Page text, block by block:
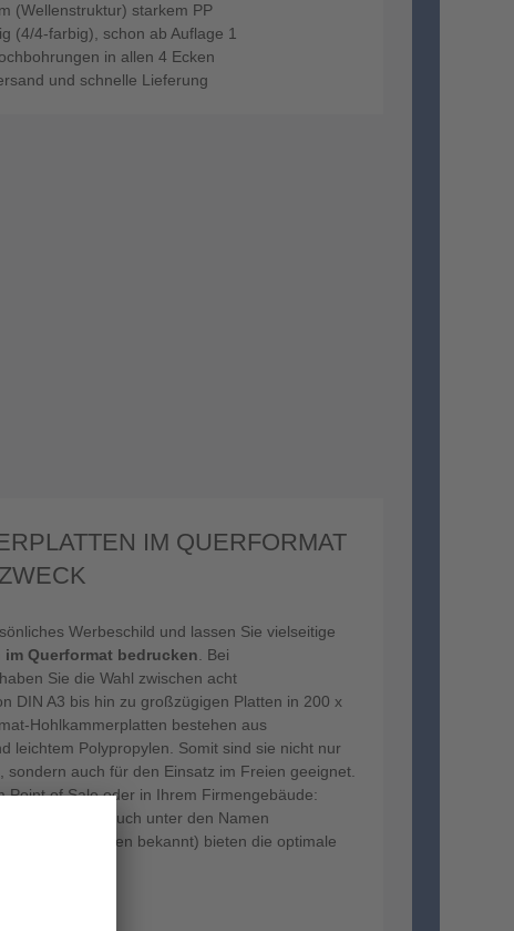
(Wellenstruktur) starkem PP
(4/4-farbig), schon ab Auflage 1
in allen 4 Ecken
und schnelle Lieferung
IM QUERFORMAT
Werbeschild und lassen Sie vielseitige
Querformat bedrucken . Bei
Sie die Wahl zwischen acht
DIN A3 bis hin zu großzügigen Platten in 200 x
Hohlkammerplatten bestehen aus
leichtem Polypropylen. Somit sind sie nicht nur
sondern auch für den Einsatz im Freien geeignet.
Point of Sale oder in Ihrem Firmengebäude:
Querformat (auch unter den Namen
bekannt) bieten die optimale